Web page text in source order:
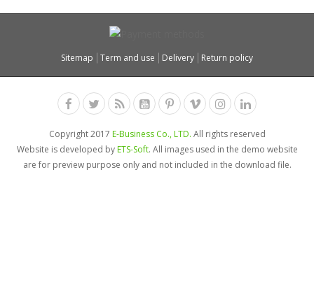
Sitemap Term and use Delivery Return policy
Copyright 2017 E-Business Co., LTD. All rights reserved
Website is developed byETS-Soft. All images used in the demo website
are for preview purpose only and not included in the download file.